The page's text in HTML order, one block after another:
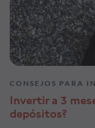
CONSEJOS PARA
Invertir a 3
depósitos?